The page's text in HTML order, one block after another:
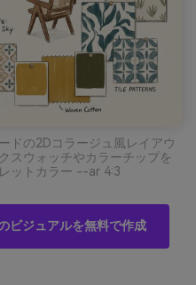
ドの2Dコラージュ風レイアウ
スウォッチやカラーチップを
ットカラー --ar 4:3
ビジュアルを無料で作成